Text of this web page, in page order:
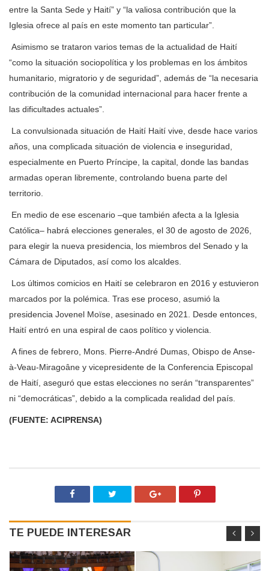
entre la Santa Sede y Haití” y “la valiosa contribución que la
Iglesia ofrece al país en este momento tan particular”.
Asimismo se trataron varios temas de la actualidad de Haití
“como la situación sociopolítica y los problemas en los ámbitos
humanitario, migratorio y de seguridad”, además de “la necesaria
contribución de la comunidad internacional para hacer frente a
las dificultades actuales”.
La convulsionada situación de Haití Haití vive, desde hace varios
años, una complicada situación de violencia e inseguridad,
especialmente en Puerto Príncipe, la capital, donde las bandas
armadas operan libremente, controlando buena parte del
territorio.
En medio de ese escenario –que también afecta a la Iglesia
Católica– habrá elecciones generales, el 30 de agosto de 2026,
para elegir la nueva presidencia, los miembros del Senado y la
Cámara de Diputados, así como los alcaldes.
Los últimos comicios en Haití se celebraron en 2016 y estuvieron
marcados por la polémica. Tras ese proceso, asumió la
presidencia Jovenel Moïse, asesinado en 2021. Desde entonces,
Haití entró en una espiral de caos político y violencia.
A fines de febrero, Mons. Pierre-André Dumas, Obispo de Anse-
à-Veau-Miragoâne y vicepresidente de la Conferencia Episcopal
de Haití, aseguró que estas elecciones no serán “transparentes”
ni “democráticas”, debido a la complicada realidad del país.
(FUENTE: ACIPRENSA)
TE PUEDE INTERESAR